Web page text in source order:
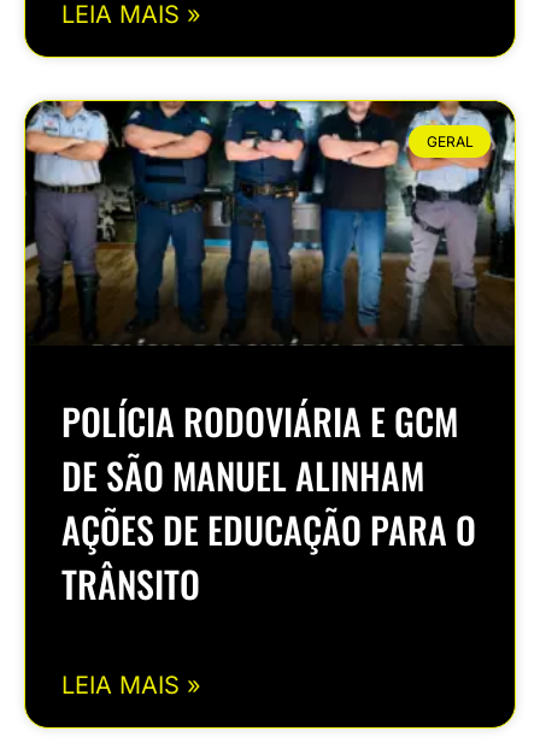
LEIA MAIS »
GERAL
POLÍCIA RODOVIÁRIA E GCM
DE SÃO MANUEL ALINHAM
AÇÕES DE EDUCAÇÃO PARA O
TRÂNSITO
LEIA MAIS »